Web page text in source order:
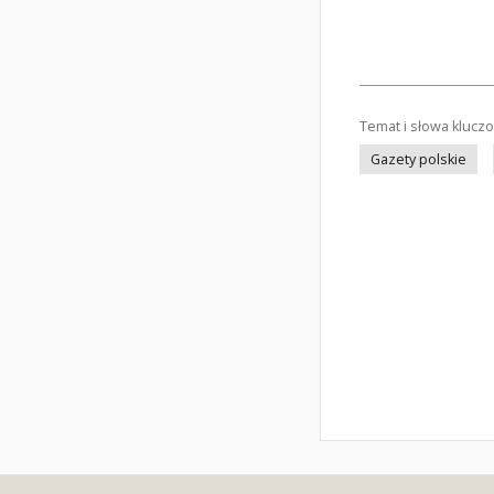
Temat i słowa
Gazety polskie